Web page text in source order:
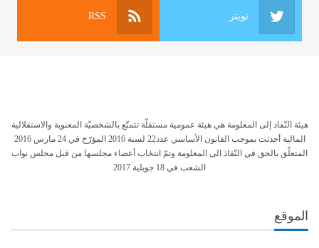
تويتر RSS
هيئة النّفاذ إلى المعلومة هي هيئة عمومية مستقلّة تتمتّع بالشخصيّة المعنوية والاستقلالية
المالية أحدثت بموجب القانون الأساسي عدد22 لسنة 2016 المؤرّخ في 24 مارس 2016
المتعلّق بالحق في النّفاذ الى المعلومة وتمّ انتخاب أعضاء مجلسها من قبل مجلس نواب
الشعب في 18 جويلية 2017
الموقع